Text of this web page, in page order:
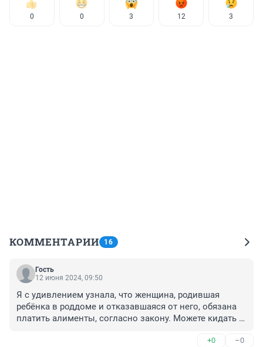
0 0 3 12 3
КОММЕНТАРИИ 16
Гость
12 июня 2024, 09:50
Я с удивлением узнала, что женщина, родившая
ребёнка в роддоме и отказавшаяся от него, обязана
платить алименты, согласно закону. Можете кидать в
+0 –0